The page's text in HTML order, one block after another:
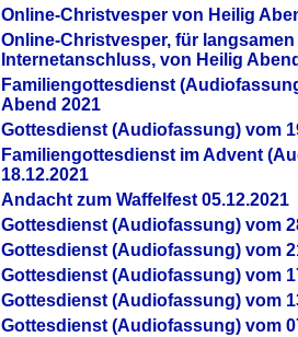
Online-Christvesper von Heilig
Online-Christvesper, für langsamen
Internetanschluss, von Heilig
Familiengottesdienst
Abend 2021
Gottesdienst (Audiofassung) vom
Familiengottesdienst im Advent
18.12.2021
Andacht zum Waffelfest 05.12.2021
Gottesdienst (Audiofassung) vom
Gottesdienst (Audiofassung) vom
Gottesdienst (Audiofassung) vom
Gottesdienst (Audiofassung) vom
Gottesdienst (Audiofassung) vom